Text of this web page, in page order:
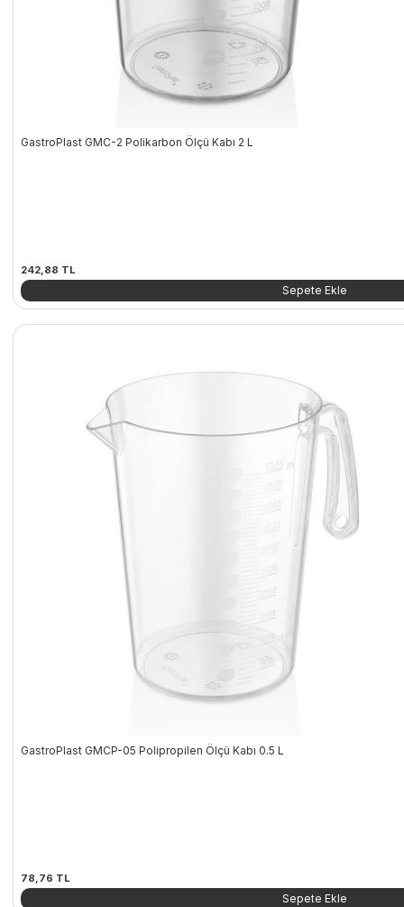
GastroPlast GMC-2 Polikarbon Ölçü Kabı 2 L
242,88 TL
Sepete Ekle
GastroPlast GMCP-05 Polipropilen Ölçü Kabı 0.5 L
78,76 TL
Sepete Ekle